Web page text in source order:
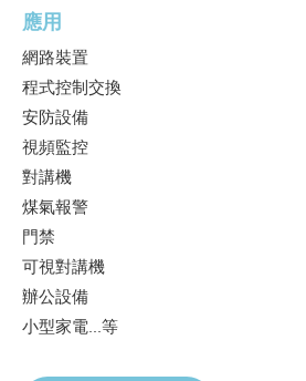
應用
網路裝置
程式控制交換
安防設備
視頻監控
對講機
煤氣報警
門禁
可視對講機
辦公設備
小型家電...等